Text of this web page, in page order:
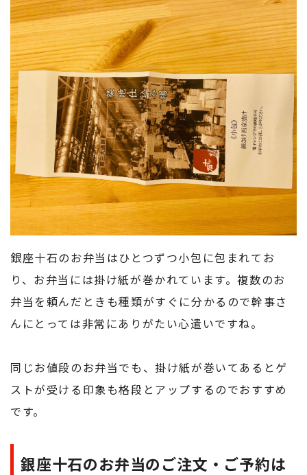
銀座十石のお弁当はひとつずつ小包に包まれてお
り、お弁当には掛け紙が巻かれています。複数のお
弁当を頼んだときも種類がすぐに分かるので幹事さ
んにとっては非常にありがたい心遣いですね。
同じお値段のお弁当でも、掛け紙が巻いてあるとゲ
ストが受ける印象も格段とアップするのでおすすめ
です。
銀座十石のお弁当のご注文・ご予約は